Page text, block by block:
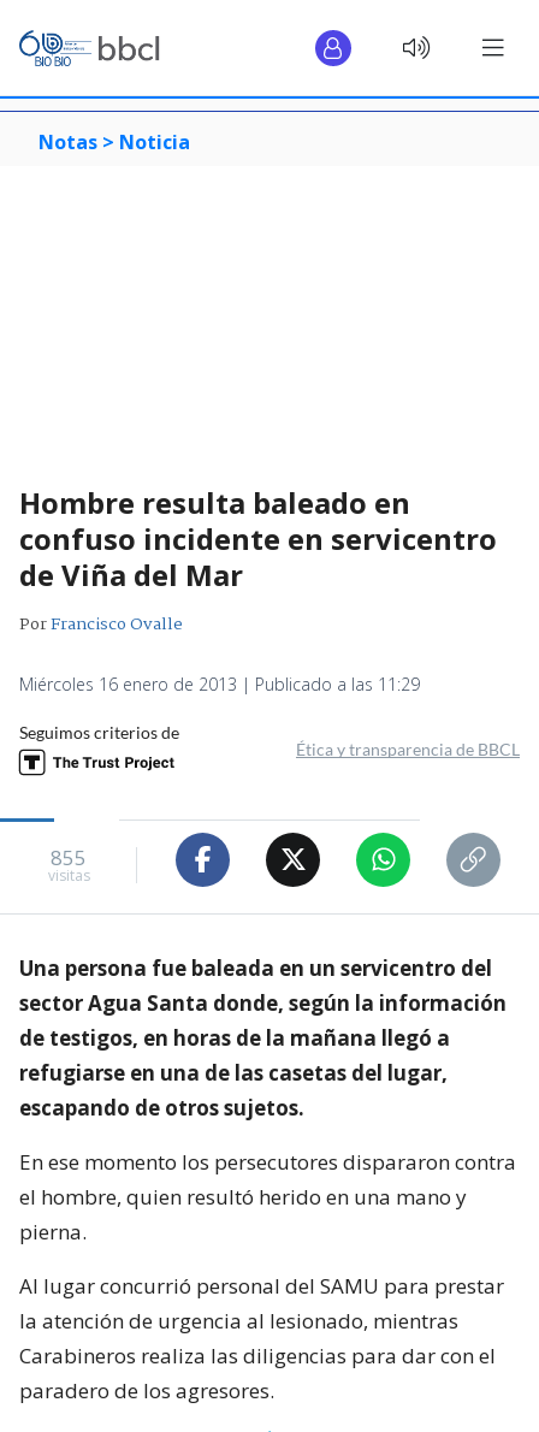
Notas > Noticia
Hombre resulta baleado en
confuso incidente en servicentro
de Viña del Mar
PorFrancisco Ovalle
Miércoles 16 enero de 2013 | Publicado a las 11:29
Seguimos criterios de
Ética y transparencia de BBCL
855
visitas
Una persona fue baleada en un servicentro del
sector Agua Santa donde, según la información
de testigos, en horas de la mañana llegó a
refugiarse en una de las casetas del lugar,
escapando de otros sujetos.
En ese momento los persecutores dispararon contra
el hombre, quien resultó herido en una mano y
pierna.
Al lugar concurrió personal del SAMU para prestar
la atención de urgencia al lesionado, mientras
Carabineros realiza las diligencias para dar con el
paradero de los agresores.